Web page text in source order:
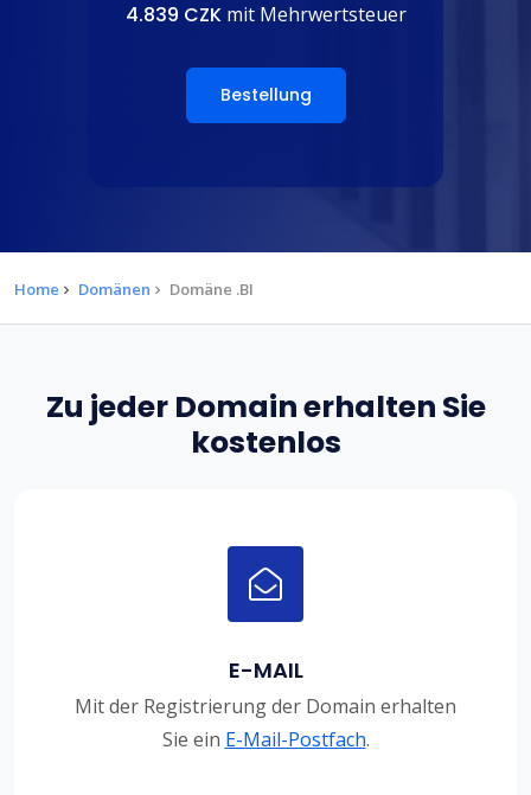
4.839 CZKmit Mehrwertsteuer
Bestellung
Home Domänen Domäne .BI
Zu jeder Domain erhalten Sie
kostenlos
E-MAIL
Mit der Registrierung der Domain erhalten
Sie ein E-Mail-Postfach.